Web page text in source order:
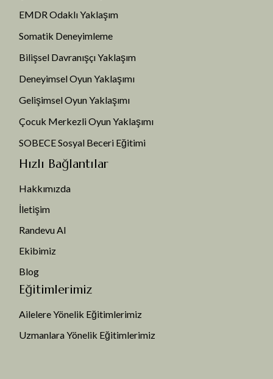
EMDR Odaklı Yaklaşım
Somatik Deneyimleme
Bilişsel Davranışçı Yaklaşım
Deneyimsel Oyun Yaklaşımı
Gelişimsel Oyun Yaklaşımı
Çocuk Merkezli Oyun Yaklaşımı
SOBECE Sosyal Beceri Eğitimi
Hızlı Bağlantılar
Hakkımızda
İletişim
Randevu Al
Ekibimiz
Blog
Eğitimlerimiz
Ailelere Yönelik Eğitimlerimiz
Uzmanlara Yönelik Eğitimlerimiz